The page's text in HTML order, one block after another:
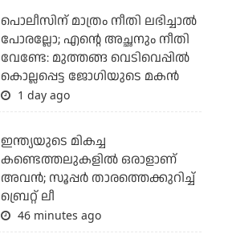
പൊലീസിന് മാത്രം നീതി ലഭിച്ചാല്‍
പോരല്ലോ; എന്റെ അച്ഛനും നീതി
വേണ്ടേ: മുത്തങ്ങ വെടിവെപ്പില്‍
കൊല്ലപ്പെട്ട ജോഗിയുടെ മകന്‍
1 day ago
ഇന്ത്യയുടെ മികച്ച
കണ്ടെത്തലുകളില്‍ ഒരാളാണ്
അവന്‍; സൂപ്പര്‍ താരത്തെക്കുറിച്ച്
ബ്രെറ്റ് ലീ
46 minutes ago